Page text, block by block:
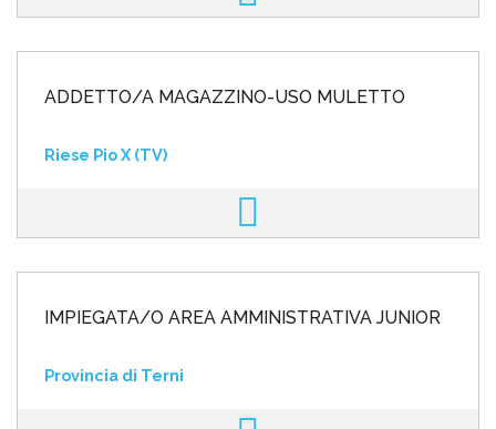
ADDETTO/A MAGAZZINO-USO MULETTO
Riese Pio X (TV)
IMPIEGATA/O AREA AMMINISTRATIVA JUNIOR
Provincia di Terni